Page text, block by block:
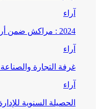
آراء
2024 : مراكش ضمن أربع مدن بالممكلة سجلت مامجموعه 656 قضية تتعلق بغسيل الأموال
آراء
غرفة التجارة
آراء
الحصيلة السنوية